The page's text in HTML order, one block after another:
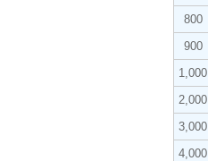
800
900
1,000
2,000
3,000
4,000